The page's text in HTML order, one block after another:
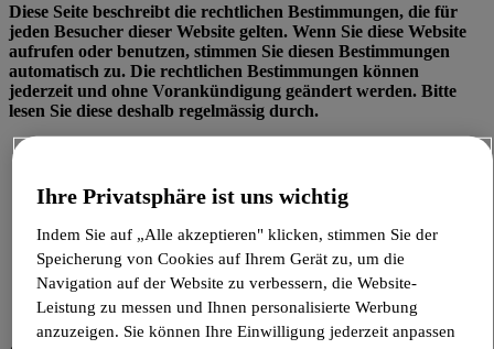
Diese Seite beschreibt die rechtlichen Bestimmungen, die für
jeden Besucher dieser Website gelten. Wenn Sie diese Website
aufrufen oder benutzen, stimmen Sie diesen Bestimmungen
automatisch zu. Die rechtlichen Bestimmungen können
jederzeit und ohne Vorankündigung geändert werden. Bitte
lesen Sie diese deshalb regelmässig durch.
Verweise auf andere Websites (Links)
Personenbezogene und andere Informationen
Haftungseinschränkung
Verfügbarkeit der Website
Produktbezogene Informationen
Anwendbares Recht
Rechtlicher Hinweis
Ihre Privatsphäre ist uns wichtig
Indem Sie auf „Alle akzeptieren" klicken, stimmen Sie der
Speicherung von Cookies auf Ihrem Gerät zu, um die
Navigation auf der Website zu verbessern, die Website-
Leistung zu messen und Ihnen personalisierte Werbung
anzuzeigen. Sie können Ihre Einwilligung jederzeit anpassen